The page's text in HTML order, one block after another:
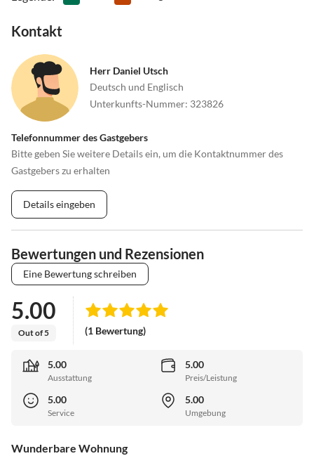
Kontakt
Herr Daniel Utsch
Deutsch und Englisch
Unterkunfts-Nummer: 323826
Telefonnummer des Gastgebers
Bitte geben Sie weitere Details ein, um die Kontaktnummer des
Gastgebers zu erhalten
Details eingeben
Bewertungen und Rezensionen
Eine Bewertung schreiben
5.00
Out of 5 (1 Bewertung)
5.00
Ausstattung
5.00
Preis/Leistung
5.00
Service
5.00
Umgebung
Wunderbare Wohnung